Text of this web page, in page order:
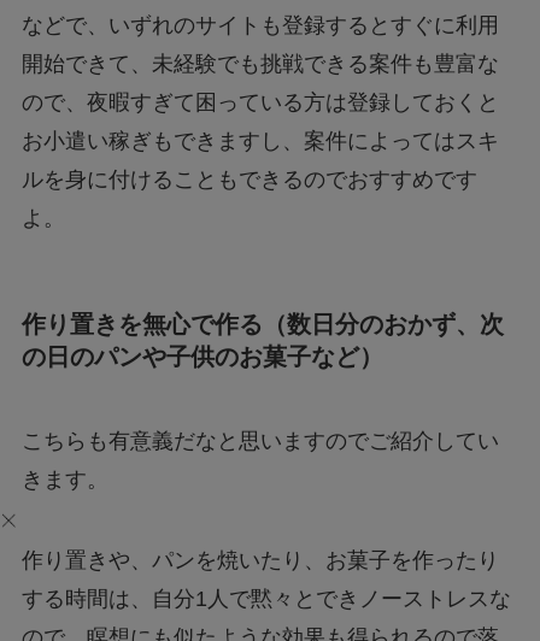
などで、いずれのサイトも登録するとすぐに利用
開始できて、未経験でも挑戦できる案件も豊富な
ので、夜暇すぎて困っている方は登録しておくと
お小遣い稼ぎもできますし、案件によってはスキ
ルを身に付けることもできるのでおすすめです
よ。
作り置きを無心で作る（数日分のおかず、次
の日のパンや子供のお菓子など）
こちらも有意義だなと思いますのでご紹介してい
きます。
作り置きや、パンを焼いたり、お菓子を作ったり
する時間は、自分1人で黙々とできノーストレスな